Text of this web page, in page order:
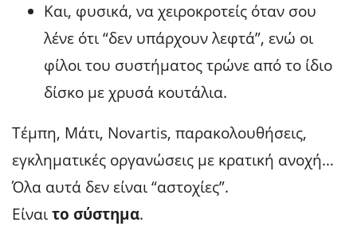
Και, φυσικά, να χειροκροτείς όταν σου
λένε ότι “δεν υπάρχουν λεφτά”, ενώ οι
φίλοι του συστήματος τρώνε από το ίδιο
δίσκο με χρυσά κουτάλια.
Τέμπη, Μάτι, Novartis, παρακολουθήσεις,
εγκληματικές οργανώσεις με κρατική ανοχή…
Όλα αυτά δεν είναι “αστοχίες”.
Είναιτο σύστημα.